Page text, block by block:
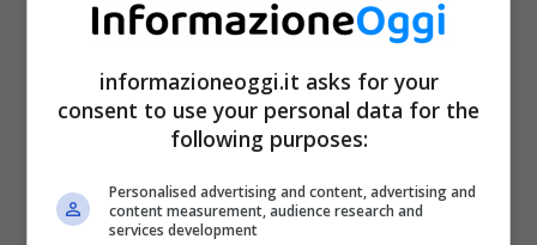
informazioneoggi.it asks for your
consent to use your personal data for the
following purposes:
Personalised advertising and content, advertising and
content measurement, audience research and
services development